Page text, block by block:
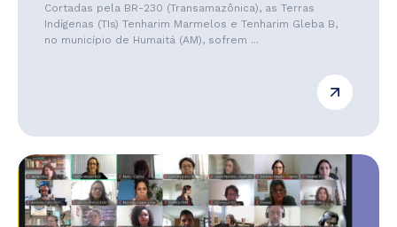
Cortadas pela BR-230 (Transamazônica), as Terras
Indígenas (TIs) Tenharim Marmelos e Tenharim Gleba B,
no município de Humaitá (AM), sofrem ...